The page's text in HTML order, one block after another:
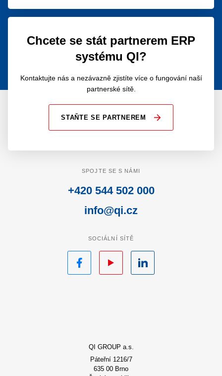
Chcete se stát partnerem ERP
systému QI?
Kontaktujte nás a nezávazně zjistíte více o fungování naší
partnerské sítě.
STAŇTE SE PARTNEREM
QI GROUP a.s.
Páteřní 1216/7
635 00 Brno
SPOJTE SE S NÁMI
+420 544 502 000
info@qi.cz
SOCIÁLNÍ SÍTĚ
Facebook